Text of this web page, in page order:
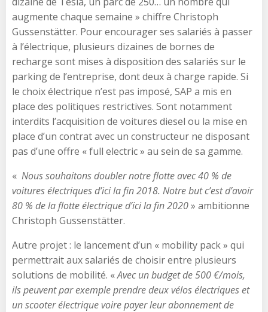
augmente chaque semaine » chiffre Christoph
Gussenstätter. Pour encourager ses salariés à passer
à l’électrique, plusieurs dizaines de bornes de
recharge sont mises à disposition des salariés sur le
parking de l’entreprise, dont deux à charge rapide. Si
le choix électrique n’est pas imposé, SAP a mis en
place des politiques restrictives. Sont notamment
interdits l’acquisition de voitures diesel ou la mise en
place d’un contrat avec un constructeur ne disposant
pas d’une offre « full electric » au sein de sa gamme.
« Nous souhaitons doubler notre flotte avec 40 % de
voitures électriques d’ici la fin 2018. Notre but c’est d’avoir
80 % de la flotte électrique d’ici la fin 2020» ambitionne
Christoph Gussenstätter.
Autre projet : le lancement d’un « mobility pack » qui
permettrait aux salariés de choisir entre plusieurs
solutions de mobilité. «Avec un budget de 500 €/mois,
ils peuvent par exemple prendre deux vélos électriques et
un scooter électrique voire payer leur abonnement de